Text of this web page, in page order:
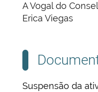
A Vogal do
Erica Viegas
Suspensão da